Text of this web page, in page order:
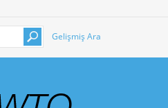
Gelişmiş Ara